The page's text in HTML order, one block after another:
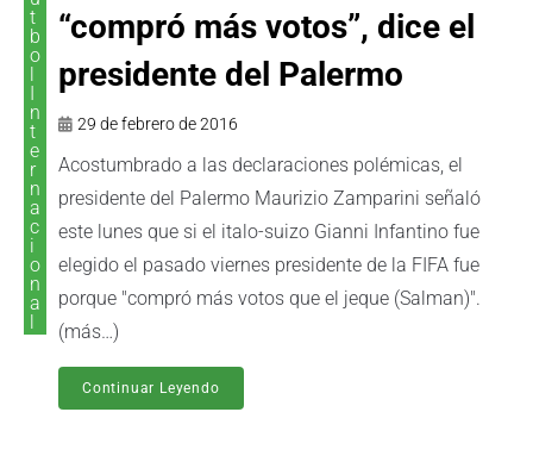
t
b
o
n
t
e
r
n
a
c
i
o
n
a
“compró más votos”, dice el
presidente del Palermo
29 de febrero de 2016
Acostumbrado a las declaraciones polémicas, el
presidente del Palermo Maurizio Zamparini señaló
este lunes que si el italo-suizo Gianni Infantino fue
elegido el pasado viernes presidente de la FIFA fue
porque "compró más votos que el jeque (Salman)".
(más…)
Continuar Leyendo